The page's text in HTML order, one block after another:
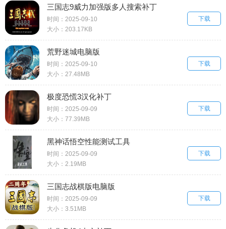
三国志9威力加强版多人搜索补丁
时间：2025-09-10
大小：203.17KB
下载
荒野迷城电脑版
时间：2025-09-10
大小：27.48MB
下载
极度恐慌3汉化补丁
时间：2025-09-09
大小：77.39MB
下载
黑神话悟空性能测试工具
时间：2025-09-09
大小：2.19MB
下载
三国志战棋版电脑版
时间：2025-09-09
大小：3.51MB
下载